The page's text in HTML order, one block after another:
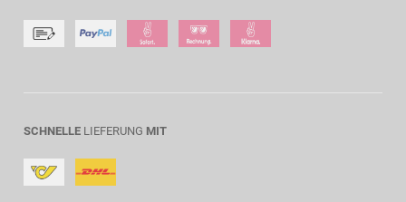
SCHNELLE LIEFERUNG MIT